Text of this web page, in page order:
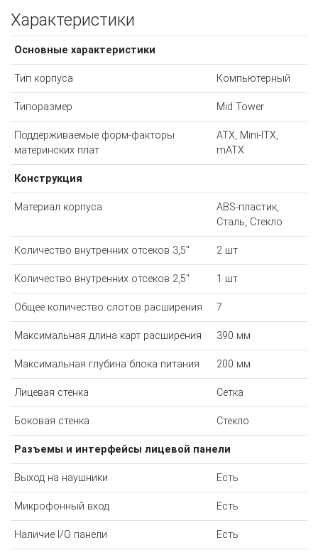
Характеристики
Основные характеристики
Тип корпуса Компьютерный
Типоразмер Mid Tower
Поддерживаемые форм-факторы
материнских плат
ATX, Mini-ITX,
mATX
Конструкция
Материал корпуса
ABS-пластик,
Сталь, Стекло
Количество внутренних отсеков 3,5" 2 шт
Количество внутренних отсеков 2,5" 1 шт
Общее количество слотов расширения 7
Максимальная длина карт расширения 390 мм
Максимальная глубина блока питания 200 мм
Лицевая стенка Сетка
Боковая стенка Стекло
Разъемы и интерфейсы лицевой панели
Выход на наушники Есть
Микрофонный вход Есть
Наличие I/O панели Есть